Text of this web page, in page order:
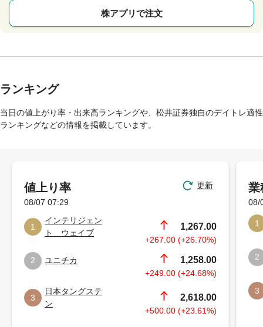
株アプリで注文
ランキング
当日の値上がり率・出来高ランキングや、松井証券独自のデイトレ適性
ランキングなどの情報を掲載しています。